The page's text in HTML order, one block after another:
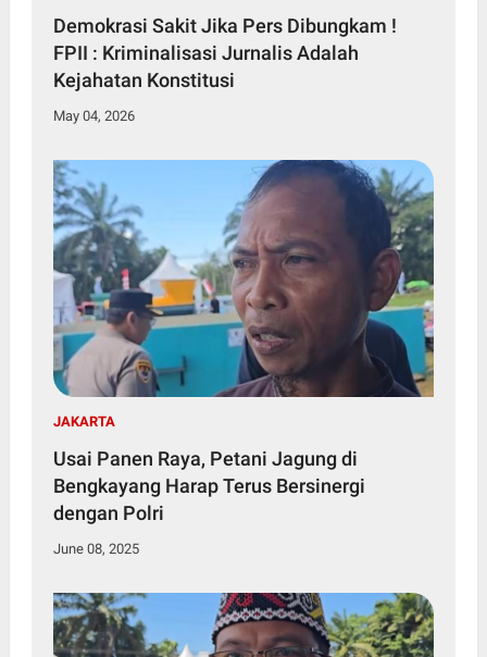
Demokrasi Sakit Jika Pers Dibungkam !
FPII : Kriminalisasi Jurnalis Adalah
Kejahatan Konstitusi
May 04, 2026
JAKARTA
Usai Panen Raya, Petani Jagung di
Bengkayang Harap Terus Bersinergi
dengan Polri
June 08, 2025